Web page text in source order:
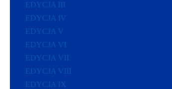
EDYCJA III
EDYCJA IV
EDYCJA V
EDYCJA VI
EDYCJA VII
EDYCJA VIII
EDYCJA IX